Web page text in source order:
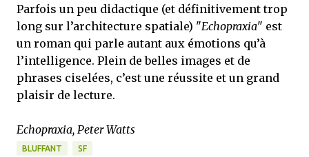
Parfois un peu didactique (et définitivement trop
long sur l’architecture spatiale) "Echopraxia" est
un roman qui parle autant aux émotions qu’à
l’intelligence. Plein de belles images et de
phrases ciselées, c’est une réussite et un grand
plaisir de lecture.
Echopraxia, Peter Watts
BLUFFANT SF